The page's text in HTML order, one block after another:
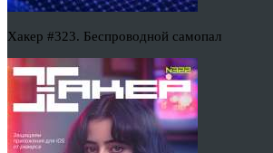
Хакер #323. Беспроводной самопал